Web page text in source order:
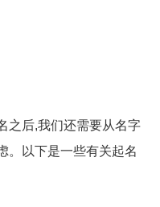
之后,我们还需要从名字
。以下是一些有关起名